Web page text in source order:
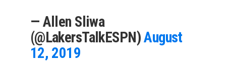
— Allen Sliwa
(@LakersTalkESPN)August
12, 2019